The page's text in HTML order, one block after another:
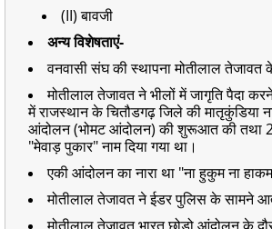
(II) बावजी
अन्य विशेषताएं-
वनवासी संघ की स्थापना मोतीलाल तेजावत के
मोतीलाल तेजावत ने भीलों में जागृति पैदा
में राजस्थान के चितौडगढ़ जिले की मातृकुंडिया
आंदोलन (भोमट आंदोलन) की शुरूआत की तथा
"मेवाड़ पुकार" नाम दिया गया था।
एकी आंदोलन का नारा था "ना हुकुम ना
मोतीलाल तेजावत ने ईडर पुलिस के सामने